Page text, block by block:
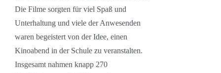
Die Filme sorgten für viel Spaß und
Unterhaltung und viele der Anwesenden
waren begeistert von der Idee, einen
Kinoabend in der Schule zu veranstalten.
Insgesamt nahmen knapp 270